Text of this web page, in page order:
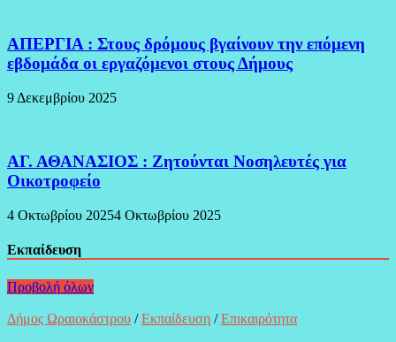
ΑΠΕΡΓΙΑ : Στους δρόμους βγαίνουν την επόμενη
εβδομάδα οι εργαζόμενοι στους Δήμους
9 Δεκεμβρίου 2025
ΑΓ. ΑΘΑΝΑΣΙΟΣ : Ζητούνται Νοσηλευτές για
Οικοτροφείο
4 Οκτωβρίου 20254 Οκτωβρίου 2025
Εκπαίδευση
Προβολή όλων
Δήμος Ωραιοκάστρου /Εκπαίδευση /Επικαιρότητα